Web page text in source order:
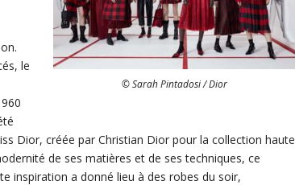
© Sarah Pintadosi / Dior
le
Dior, créée par Christian Dior pour la collection haute
de ses matières et de ses techniques, ce
inspiration a donné lieu à des robes du soir,